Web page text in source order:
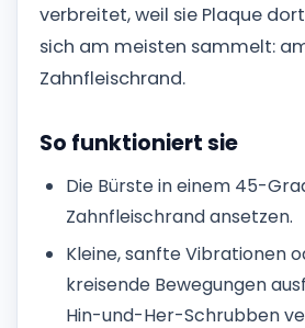
verbreitet, weil sie Plaque
sich am meisten sammelt:
Zahnfleischrand.
So funktioniert sie
Die Bürste in einem 45-
Zahnfleischrand ansetzen.
Kleine, sanfte Vibrationen
kreisende Bewegungen
Hin-und-Her-Schrubben